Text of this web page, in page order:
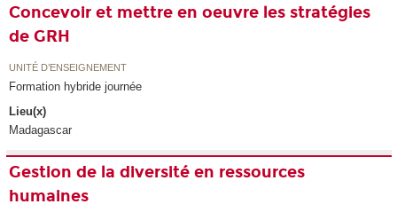
Concevoir et mettre en oeuvre les stratégies
de GRH
UNITÉ D’ENSEIGNEMENT
Formation hybride journée
Lieu(x)
Madagascar
Gestion de la diversité en ressources
humaines